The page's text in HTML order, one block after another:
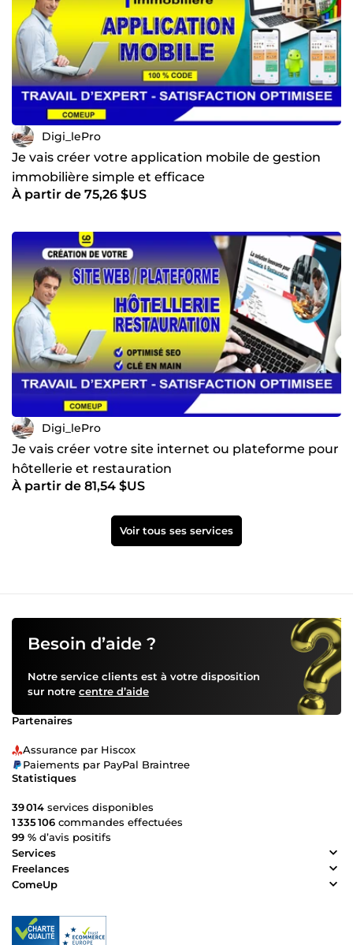
Digi_lePro
Je vais créer votre application mobile de gestion
immobilière simple et efficace
À partir de 75,26 $US
Digi_lePro
Je vais créer votre site internet ou plateforme pour
hôtellerie et restauration
À partir de 81,54 $US
Voir tous ses services
Besoin d’aide ?
Notre service clients est à votre disposition
sur notre centre d’aide
Partenaires
Assurance par Hiscox
Paiements par PayPal Braintree
Statistiques
39 014 services disponibles
1 335 106 commandes effectuées
99 % d’avis positifs
Services
Freelances
ComeUp